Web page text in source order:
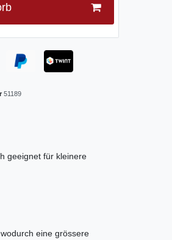
51189
geeignet für kleinere
eine grössere